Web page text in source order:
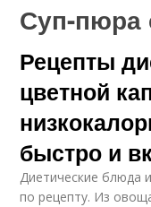
Суп-пюра
Рецепты
цветной
быстро и
Диетические блюда
по рецепту. Из